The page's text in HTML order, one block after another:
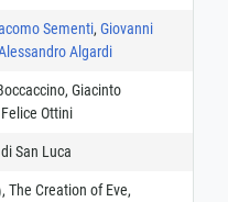
Sementi, Giovanni
Algardi
Giacinto
Ottini
San Luca
, The Creation of Eve,